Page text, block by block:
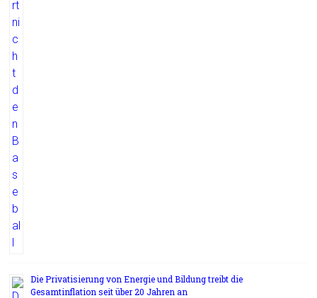
Die Privatisierung von Energie und Bildung treibt die
Gesamtinflation seit über 20 Jahren an